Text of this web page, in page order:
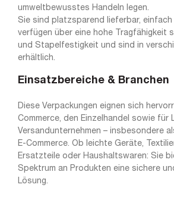
umweltbewusstes Handeln legen.
Sie sind platzsparend lieferbar,
verfügen über eine hohe Tragfähigkeit
und Stapelfestigkeit und sind in
erhältlich.
Einsatzbereiche & Branchen
Diese Verpackungen eignen sich
Commerce, den Einzelhandel sowie für
Versandunternehmen – insbesondere
E-Commerce. Ob leichte Geräte,
Ersatzteile oder Haushaltswaren: Sie
Spektrum an Produkten eine sichere
Lösung.